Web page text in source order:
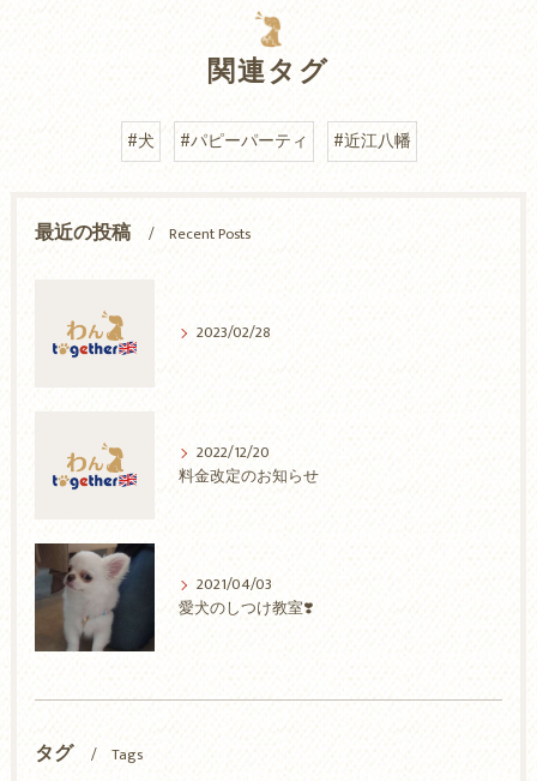
関連タグ
#犬 #パピーパーティ #近江八幡
最近の投稿 Recent Posts
2023/02/28
2022/12/20
料金改定のお知らせ
2021/04/03
愛犬のしつけ教室❣️
タグ Tags